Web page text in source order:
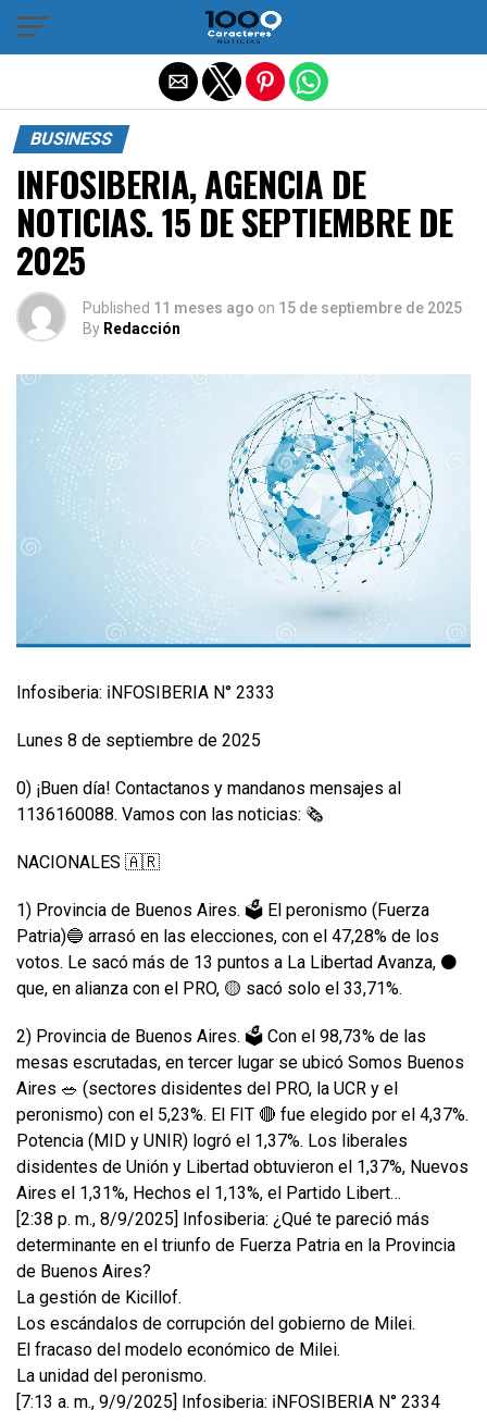
BUSINESS
INFOSIBERIA, AGENCIA DE
NOTICIAS. 15 DE SEPTIEMBRE DE
2025
Published 11 meses ago on 15 de septiembre de 2025
By Redacción
Infosiberia: ℹ️NFOSIBERIA N° 2333
Lunes 8 de septiembre de 2025
0) ¡Buen día! Contactanos y mandanos mensajes al
1136160088. Vamos con las noticias: 🗞️
NACIONALES 🇦🇷
1) Provincia de Buenos Aires. 🗳️ El peronismo (Fuerza
Patria)🔵 arrasó en las elecciones, con el 47,28% de los
votos. Le sacó más de 13 puntos a La Libertad Avanza, ⚫
que, en alianza con el PRO, 🟡 sacó solo el 33,71%.
2) Provincia de Buenos Aires. 🗳️ Con el 98,73% de las
mesas escrutadas, en tercer lugar se ubicó Somos Buenos
Aires 🥗 (sectores disidentes del PRO, la UCR y el
peronismo) con el 5,23%. El FIT 🔴 fue elegido por el 4,37%.
Potencia (MID y UNIR) logró el 1,37%. Los liberales
disidentes de Unión y Libertad obtuvieron el 1,37%, Nuevos
Aires el 1,31%, Hechos el 1,13%, el Partido Libert…
[2:38 p. m., 8/9/2025] Infosiberia: ¿Qué te pareció más
determinante en el triunfo de Fuerza Patria en la Provincia
de Buenos Aires?
La gestión de Kicillof.
Los escándalos de corrupción del gobierno de Milei.
El fracaso del modelo económico de Milei.
La unidad del peronismo.
[7:13 a. m., 9/9/2025] Infosiberia: ℹ️NFOSIBERIA N° 2334
Salir de la versión móvil